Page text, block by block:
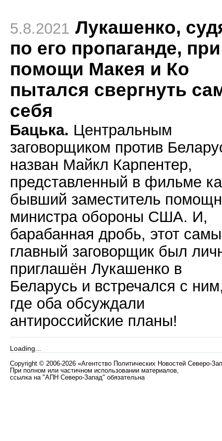
5.8.2021 Лукашенко,
по его пропаганде, при
помощи Макея и Ко
пытался свергнуть
себя
Бацька. Центральным
заговорщиком против
назван Майкл Карпентер,
представленный в фильме
бывший заместитель
министра обороны США. И,
барабанная дробь, этот
главный заговорщик был
приглашён Лукашенко в
Беларусь и встречался с
где оба обсуждали
антироссийские планы!
Loading...
Copyright © 2006-2026 «Агентство Политических Новостей Северо-
При полном или частичном использовании материалов,
ссылка на "АПН Северо-Запад" обязательна